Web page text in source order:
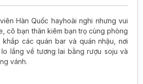
Hàn Quốc hayhoài nghi nhưng vui
cô bạn thân kiêm bạn trọ cùng phòng
các quán bar và quán nhậu, nơi
lắng về tương lai bằng rượu soju và
vánh.